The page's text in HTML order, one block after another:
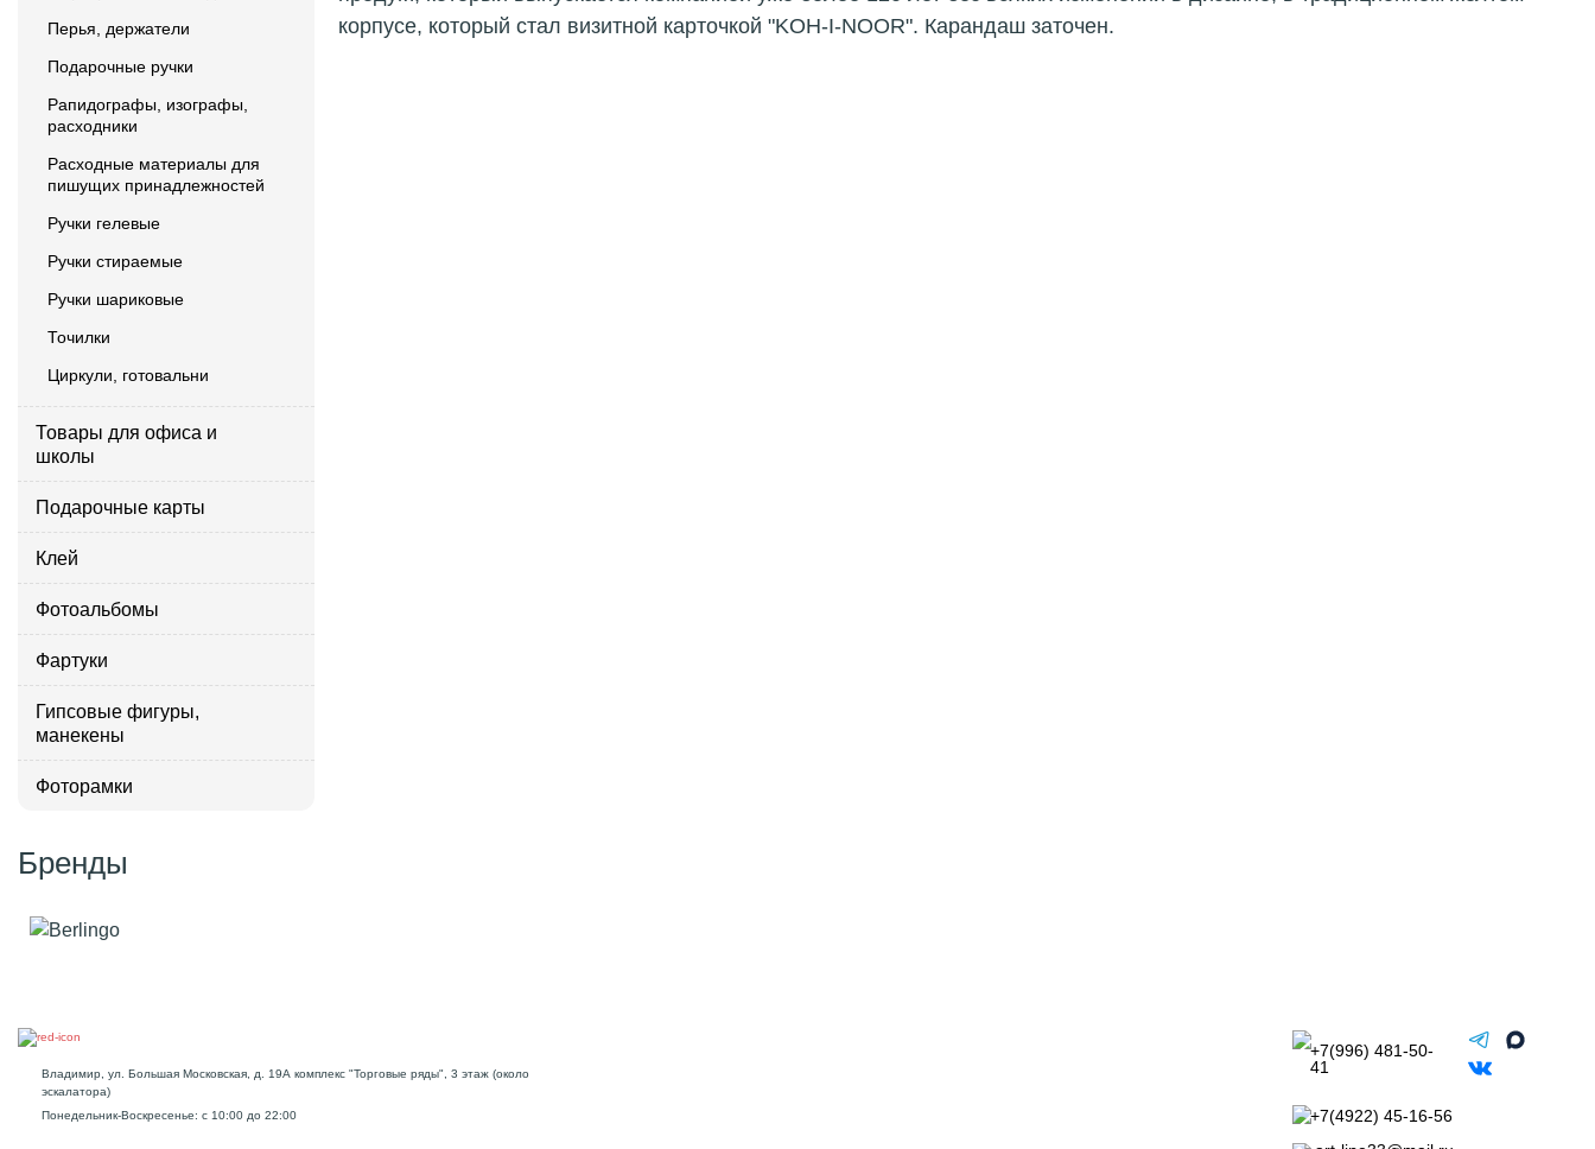
Перья, держатели
Подарочные ручки
Рапидографы, изографы,
расходники
Расходные материалы для
пишущих принадлежностей
Ручки гелевые
Ручки стираемые
Ручки шариковые
Точилки
Циркули, готовальни
Товары для офиса и
школы
Подарочные карты
Клей
Фотоальбомы
Фартуки
Гипсовые фигуры,
манекены
Фоторамки
корпусе, который стал визитной карточкой "KOH-I-NOOR". Карандаш заточен.
Бренды
Владимир, ул. Большая Московская, д. 19А комплекс "Торговые ряды", 3 этаж (около
эскалатора)
Понедельник-Воскресенье: с 10:00 до 22:00
+7(996) 481-50-
41
+7(4922) 45-16-56